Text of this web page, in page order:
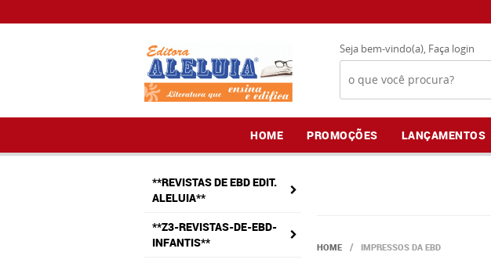
Seja bem-vindo(a), Faça login
HOME PROMOÇÕES LANÇAMENTOS
**REVISTAS DE EBD EDIT.
ALELUIA**
**Z3-REVISTAS-DE-EBD-
INFANTIS**
HOME IMPRESSOS DA EBD